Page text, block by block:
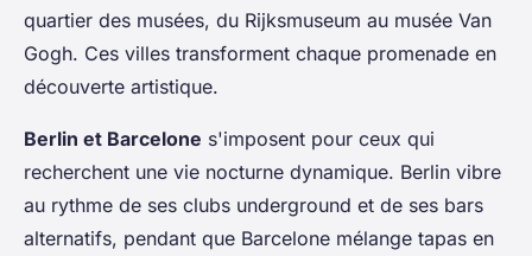
quartier des musées, du Rijksmuseum au musée Van
Gogh. Ces villes transforment chaque promenade en
découverte artistique.
Berlin et Barcelone s'imposent pour ceux qui
recherchent une vie nocturne dynamique. Berlin vibre
au rythme de ses clubs underground et de ses bars
alternatifs, pendant que Barcelone mélange tapas en